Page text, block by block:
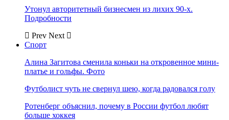
Утонул авторитетный бизнесмен из лихих 90-х.
Подробности
Prev Next
Спорт
Алина Загитова сменила коньки на откровенное мини-
платье и гольфы. Фото
Футболист чуть не свернул шею, когда радовался голу
Ротенберг объяснил, почему в России футбол любят
больше хоккея